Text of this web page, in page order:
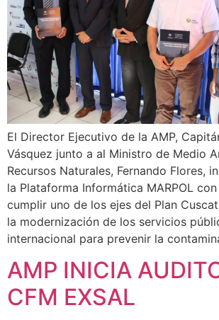
El Director Ejecutivo de la AMP,
Vásquez junto a al Ministro de Medio
Recursos Naturales, Fernando Flores,
la Plataforma Informática MARPOL
cumplir uno de los ejes del Plan
la modernización de los servicios
internacional para prevenir la
AMP INICIA
CFM EXSAL